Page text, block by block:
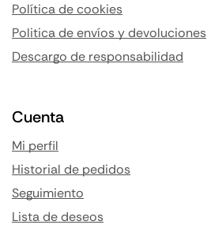
Política de cookies
Politica de envíos y devoluciones
Descargo de responsabilidad
Cuenta
Mi perfil
Historial de pedidos
Seguimiento
Lista de deseos